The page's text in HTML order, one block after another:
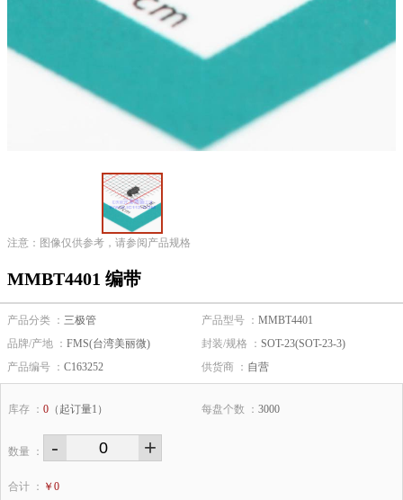
注意：图像仅供参考，请参阅产品规格
MMBT4401 编带
产品分类 ： 三极管 产品型号 ： MMBT4401
品牌/产地 ： FMS(台湾美丽微) 封装/规格 ： SOT-23(SOT-23-3)
产品编号 ： C163252 供货商 ： 自营
库存 ： 0 （起订量1） 每盘个数 ： 3000
数量 ： - +
合计 ： ￥ 0